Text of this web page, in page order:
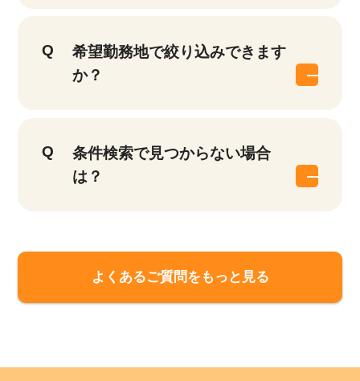
希望勤務地で絞り込みできます
か？
条件検索で見つからない場合
は？
よくあるご質問をもっと見る
該当件数
他の条件を選択